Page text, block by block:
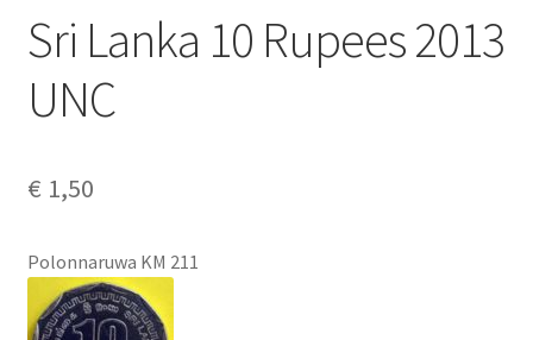
Sri Lanka 10 Rupees 2013
UNC
€ 1,50
Polonnaruwa KM 211